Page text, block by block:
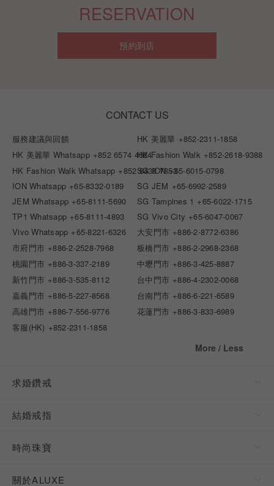
RESERVATION
預約到店
CONTACT US
服務建議與回饋 HK 美麗華 +852-2311-1858
HK 美麗華 Whatsapp +852 6574 4024HK Fashion Walk +852-2618-9388
HK Fashion Walk Whatsapp +852 6438 7853
SG ION +65-6015-0798
ION Whatsapp +65-8332-0189 SG JEM +65-6992-2589
JEM Whatsapp +65-8111-5690 SG Tampines 1 +65-6022-1715
TP1 Whatsapp +65-8111-4893 SG Vivo City +65-6047-0067
Vivo Whatsapp +65-8221-6326 大安門市 +886-2-8772-6386
市府門市 +886-2-2528-7968 板橋門市 +886-2-2968-2368
桃園門市 +886-3-337-2189 中壢門市 +886-3-425-8887
新竹門市 +886-3-535-8112 台中門市 +886-4-2302-0068
嘉義門市 +886-5-227-8568 台南門市 +886-6-221-6589
高雄門市 +886-7-556-9776 花蓮門市 +886-3-833-6989
客服(HK) +852-2311-1858
More / Less
求婚鑽戒
結婚戒指
時尚珠寶
關於ALUXE